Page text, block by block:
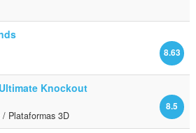
8.63
Knockout
8.5
Plataformas 3D